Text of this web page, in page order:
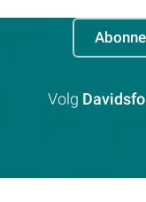
Volg